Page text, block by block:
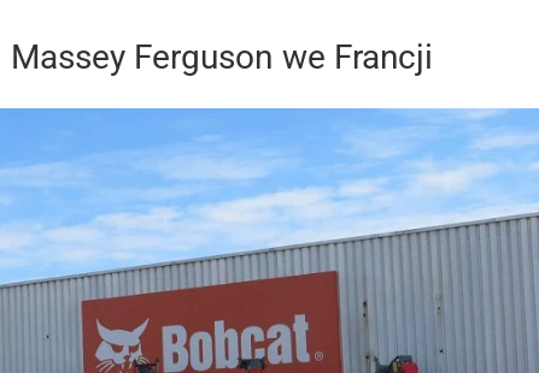
Ferguson we Francji